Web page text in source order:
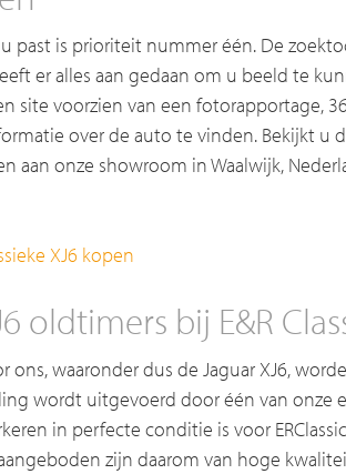
past is prioriteit nummer één. De
er alles aan gedaan om u beeld te
site voorzien van een fotorapportage,
over de auto te vinden. Bekijkt u
aan onze showroom in Waalwijk,
XJ6 kopen
oldtimers bij E&R
waaronder dus de Jaguar XJ6,
wordt uitgevoerd door één van onze
in perfecte conditie is voor
zijn daarom van hoge